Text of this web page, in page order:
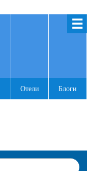
☰
Отели Блоги